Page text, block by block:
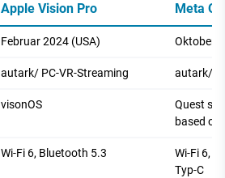
Apple Vision Pro Meta
Februar 2024 (USA) Oktober
autark/ PC-VR-Streaming autark/
visonOS
Quest
based on
Wi-Fi 6, Bluetooth 5.3
Wi-Fi 6,
Typ-C